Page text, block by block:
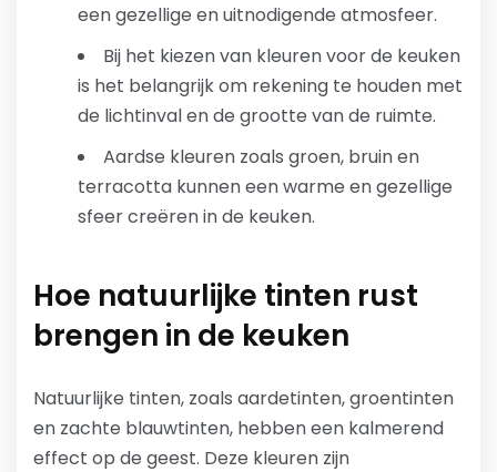
een gezellige en uitnodigende atmosfeer.
Bij het kiezen van kleuren voor de keuken
is het belangrijk om rekening te houden met
de lichtinval en de grootte van de ruimte.
Aardse kleuren zoals groen, bruin en
terracotta kunnen een warme en gezellige
sfeer creëren in de keuken.
Hoe natuurlijke tinten rust
brengen in de keuken
Natuurlijke tinten, zoals aardetinten, groentinten
en zachte blauwtinten, hebben een kalmerend
effect op de geest. Deze kleuren zijn